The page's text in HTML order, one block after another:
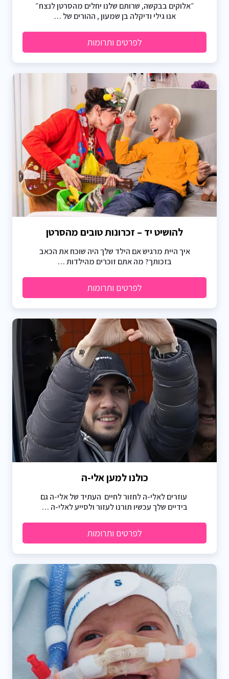
״אלוקים בבקשה, שרותם שלנו יחלים מהסרטן לנצח״
אנו גילי ודיקלה בן שמעון , ההורים של …
לפרטים ותרומות
להושיט יד – זכרונות טובים מהסרטן
איך היית מרגיש אם הילד שלך היה שוכח את הכאב
בזכותך? מה אתם זוכרים מהילדות …
לפרטים ותרומות
כולנו למען אלי-ה
עוזרים לאלי-ה לחזור לחיים העתיד של אלי-ה גם
בידיים שלך עכשיו תורנו לעזור ולסייע לאלי-ה …
לפרטים ותרומות